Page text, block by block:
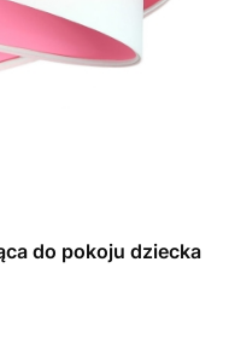
do pokoju dziecka